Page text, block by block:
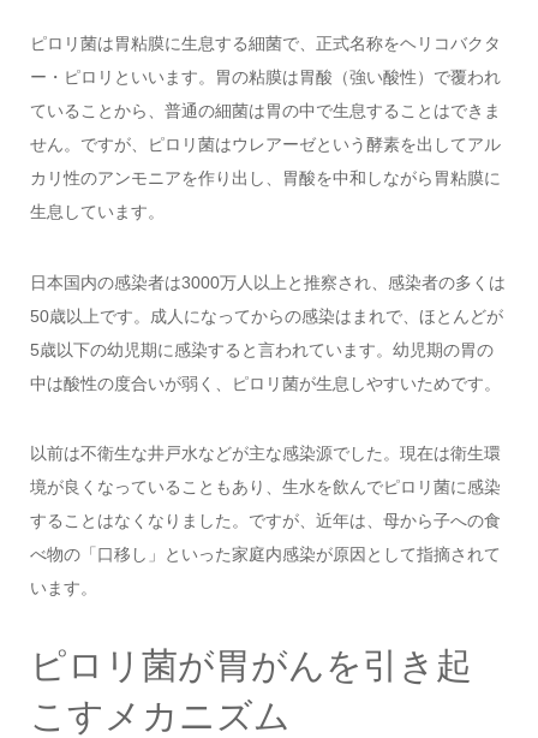
ピロリ菌は胃粘膜に生息する細菌で、正式名称をヘリコバクタ
ー・ピロリといいます。胃の粘膜は胃酸（強い酸性）で覆われ
ていることから、普通の細菌は胃の中で生息することはできま
せん。ですが、ピロリ菌はウレアーゼという酵素を出してアル
カリ性のアンモニアを作り出し、胃酸を中和しながら胃粘膜に
生息しています。
日本国内の感染者は3000万人以上と推察され、感染者の多くは
50歳以上です。成人になってからの感染はまれで、ほとんどが
5歳以下の幼児期に感染すると言われています。幼児期の胃の
中は酸性の度合いが弱く、ピロリ菌が生息しやすいためです。
以前は不衛生な井戸水などが主な感染源でした。現在は衛生環
境が良くなっていることもあり、生水を飲んでピロリ菌に感染
することはなくなりました。ですが、近年は、母から子への食
べ物の「口移し」といった家庭内感染が原因として指摘されて
います。
ピロリ菌が胃がんを引き起
こすメカニズム